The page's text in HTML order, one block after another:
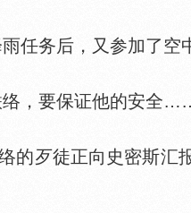
务后，又参加了空
，要保证他的安全
歹徒正向史密斯汇